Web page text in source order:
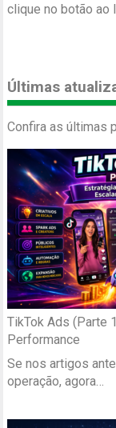
clique no botão ao
Últimas
Confira as últimas
TikTok Ads (Parte
Performance
Se nos artigos
operação, agora…